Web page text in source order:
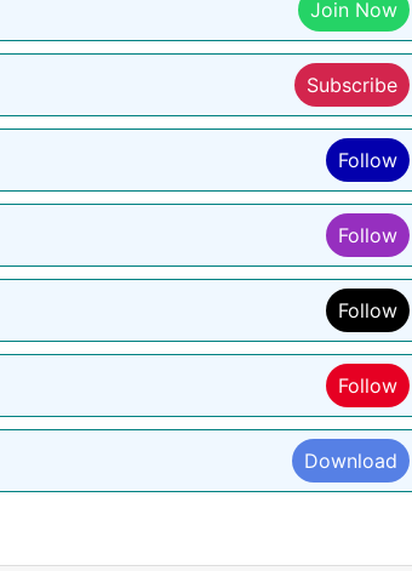
Join Now
Subscribe
Follow
Follow
Follow
Follow
Download